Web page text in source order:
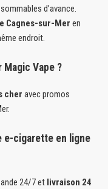
d’avance.
Cagnes-sur-Mer en
endroit.
Vape ?
cher avec promos
e-cigarette en ligne
24/7 et livraison 24